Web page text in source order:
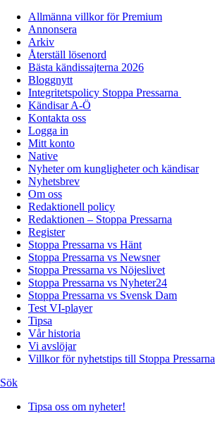
Allmänna villkor för Premium
Annonsera
Arkiv
Återställ lösenord
Bästa kändissajterna 2026
Bloggnytt
Integritetspolicy Stoppa Pressarna
Kändisar A-Ö
Kontakta oss
Logga in
Mitt konto
Native
Nyheter om kungligheter och kändisar
Nyhetsbrev
Om oss
Redaktionell policy
Redaktionen – Stoppa Pressarna
Register
Stoppa Pressarna vs Hänt
Stoppa Pressarna vs Newsner
Stoppa Pressarna vs Nöjeslivet
Stoppa Pressarna vs Nyheter24
Stoppa Pressarna vs Svensk Dam
Test VI-player
Tipsa
Vår historia
Vi avslöjar
Villkor för nyhetstips till Stoppa Pressarna
Sök
Tipsa oss om nyheter!